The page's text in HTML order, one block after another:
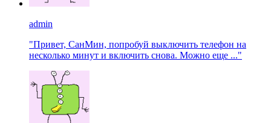
admin
"Привет, СанМин, попробуй выключить телефон на
несколько минут и включить снова. Можно еще ..."